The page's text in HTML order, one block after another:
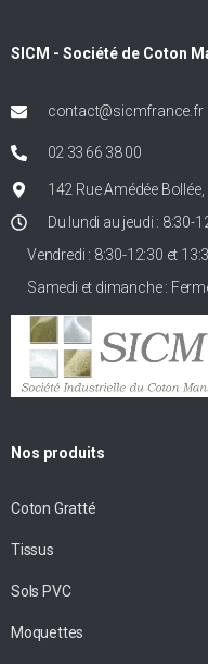
SICM - Société de Coton
contact@sicmfrance.fr
02 33 66 38 00
142 Rue Amédée
Du lundi au jeudi : 8:30-
Vendredi : 8:30-12:30 et
Samedi et dimanche :
Nos produits
Coton Gratté
Tissus
Sols PVC
Moquettes